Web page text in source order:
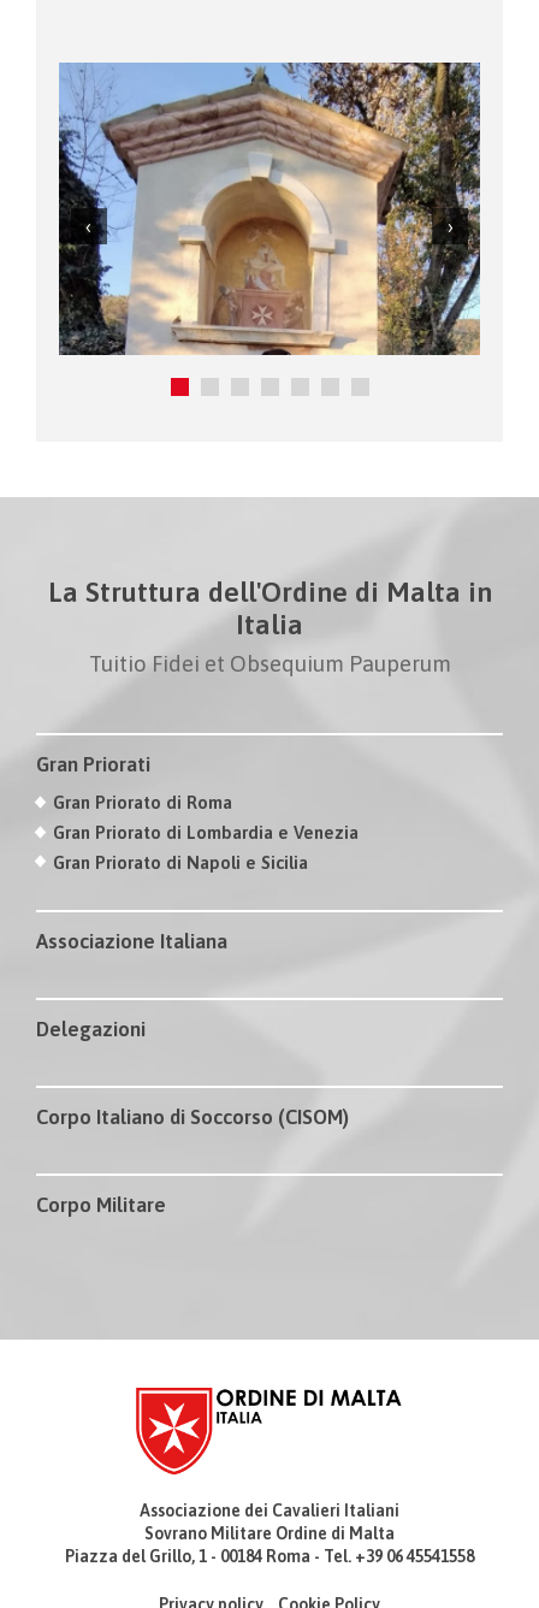
La Struttura dell'Ordine di Malta in
Italia
Tuitio Fidei et Obsequium Pauperum
Gran Priorati
Gran Priorato di Roma
Gran Priorato di Lombardia e Venezia
Gran Priorato di Napoli e Sicilia
Associazione Italiana
Delegazioni
Corpo Italiano di Soccorso (CISOM)
Corpo Militare
Associazione dei Cavalieri Italiani
Sovrano Militare Ordine di Malta
Piazza del Grillo, 1 - 00184 Roma - Tel. +39 06 45541558